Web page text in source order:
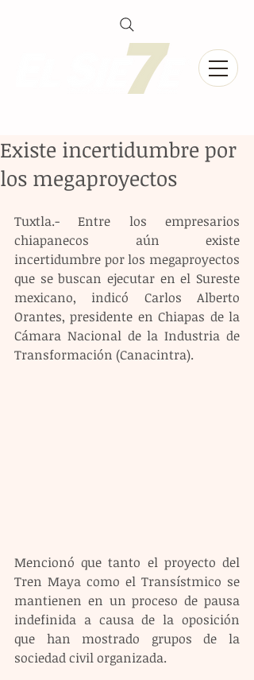
Existe incertidumbre por
los megaproyectos
Tuxtla.- Entre los empresarios
chiapanecos aún existe
incertidumbre por los megaproyectos
que se buscan ejecutar en el Sureste
mexicano, indicó Carlos Alberto
Orantes, presidente en Chiapas de la
Cámara Nacional de la Industria de
Transformación (Canacintra).
Mencionó que tanto el proyecto del
Tren Maya como el Transístmico se
mantienen en un proceso de pausa
indefinida a causa de la oposición
que han mostrado grupos de la
sociedad civil organizada.